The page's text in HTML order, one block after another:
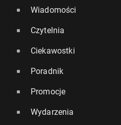
Wiadomości
Czytelnia
Ciekawostki
Poradnik
Promocje
Wydarzenia